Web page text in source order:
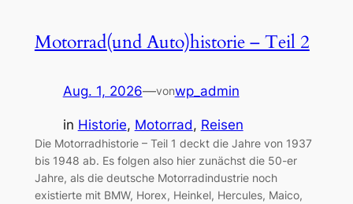
Motorrad(und Auto)historie – Teil 2
Aug. 1, 2026—vonwp_admin
in Historie, Motorrad, Reisen
Die Motorradhistorie – Teil 1 deckt die Jahre von 1937
bis 1948 ab. Es folgen also hier zunächst die 50-er
Jahre, als die deutsche Motorradindustrie noch
existierte mit BMW, Horex, Heinkel, Hercules, Maico,